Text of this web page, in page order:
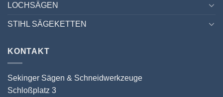
LOCHSÄGEN
STIHL SÄGEKETTEN
KONTAKT
Sekinger Sägen & Schneidwerkzeuge
Schloßplatz 3